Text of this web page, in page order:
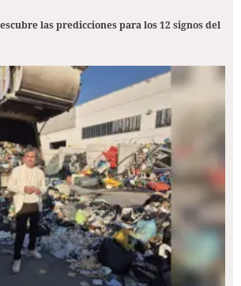
las predicciones para los 12 signos del